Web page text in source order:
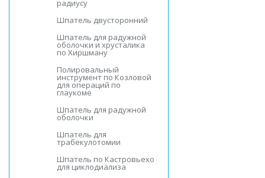
радиусу
Шпатель двусторонний
Шпатель для радужной
оболочки и хрусталика
по Хиршману
Полировальный
инструмент по Козловой
для операций по
глаукоме
Шпатель для радужной
оболочки
Шпатель для
трабекулотомии
Шпатель по Кастровьехо
для циклодиализа